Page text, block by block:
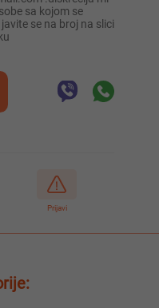
sa kojom se
se na broj na slici
Prijavi